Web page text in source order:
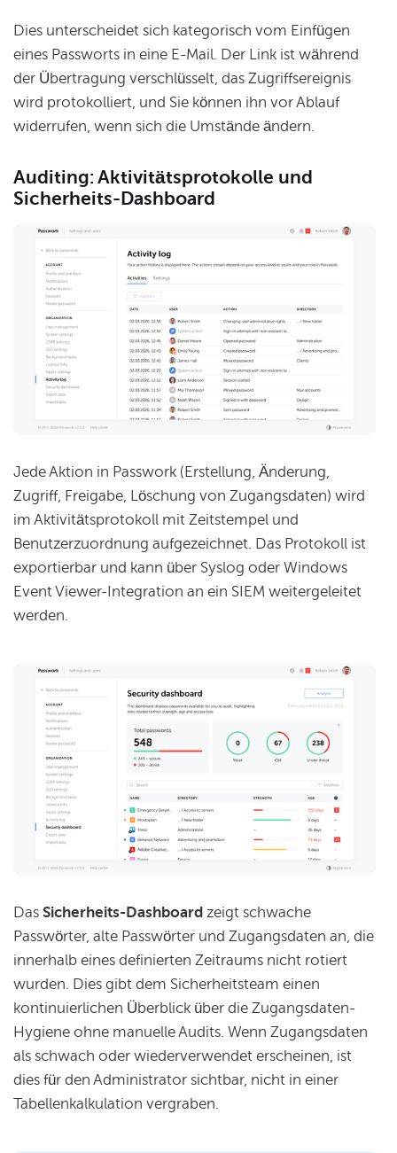
Dies unterscheidet sich kategorisch vom Einfügen
eines Passworts in eine E-Mail. Der Link ist während
der Übertragung verschlüsselt, das Zugriffsereignis
wird protokolliert, und Sie können ihn vor Ablauf
widerrufen, wenn sich die Umstände ändern.
Auditing: Aktivitätsprotokolle und
Sicherheits-Dashboard
Jede Aktion in Passwork (Erstellung, Änderung,
Zugriff, Freigabe, Löschung von Zugangsdaten) wird
im Aktivitätsprotokoll mit Zeitstempel und
Benutzerzuordnung aufgezeichnet. Das Protokoll ist
exportierbar und kann über Syslog oder Windows
Event Viewer-Integration an ein SIEM weitergeleitet
werden.
Das Sicherheits-Dashboard zeigt schwache
Passwörter, alte Passwörter und Zugangsdaten an, die
innerhalb eines definierten Zeitraums nicht rotiert
wurden. Dies gibt dem Sicherheitsteam einen
kontinuierlichen Überblick über die Zugangsdaten-
Hygiene ohne manuelle Audits. Wenn Zugangsdaten
als schwach oder wiederverwendet erscheinen, ist
dies für den Administrator sichtbar, nicht in einer
Tabellenkalkulation vergraben.